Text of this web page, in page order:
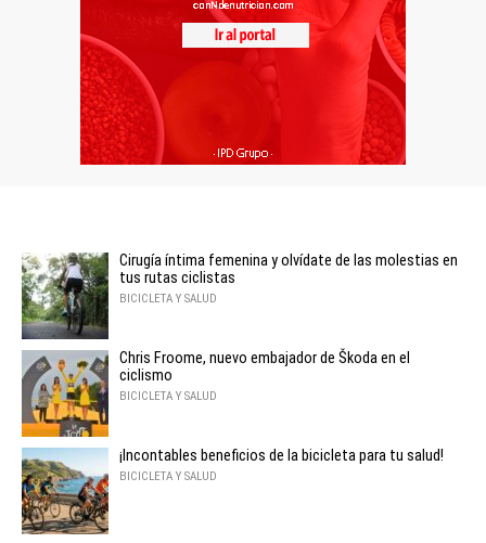
Cirugía íntima femenina y olvídate de las molestias en
tus rutas ciclistas
BICICLETA Y SALUD
Chris Froome, nuevo embajador de Škoda en el
ciclismo
BICICLETA Y SALUD
¡Incontables beneficios de la bicicleta para tu salud!
BICICLETA Y SALUD